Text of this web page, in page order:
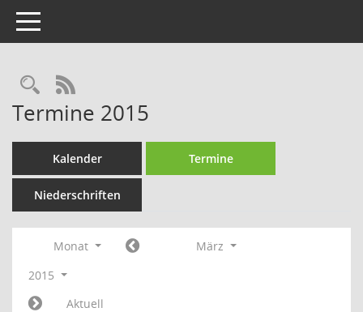
Toggle navigation
Rechercheauswahl
RSS-Feed
Termine 2015
Kalender Termine
Niederschriften
Monat
März
2015
Aktuell